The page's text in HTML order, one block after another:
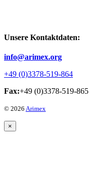
Unsere Kontaktdaten:
info@arimex.org
+49 (0)3378-519-864
Fax:+49 (0)3378-519-865
© 2026 Arimex
×